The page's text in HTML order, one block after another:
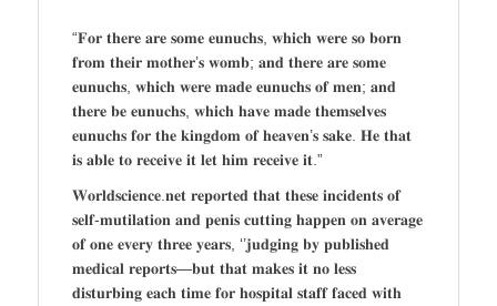
“𝐅𝐨𝐫 𝐭𝐡𝐞𝐫𝐞 𝐚𝐫𝐞 𝐬𝐨𝐦𝐞 𝐞𝐮𝐧𝐮𝐜𝐡𝐬, 𝐰𝐡𝐢𝐜𝐡 𝐰𝐞𝐫𝐞 𝐬𝐨 𝐛𝐨𝐫𝐧
𝐟𝐫𝐨𝐦 𝐭𝐡𝐞𝐢𝐫 𝐦𝐨𝐭𝐡𝐞𝐫’𝐬 𝐰𝐨𝐦𝐛; 𝐚𝐧𝐝 𝐭𝐡𝐞𝐫𝐞 𝐚𝐫𝐞 𝐬𝐨𝐦𝐞
𝐞𝐮𝐧𝐮𝐜𝐡𝐬, 𝐰𝐡𝐢𝐜𝐡 𝐰𝐞𝐫𝐞 𝐦𝐚𝐝𝐞 𝐞𝐮𝐧𝐮𝐜𝐡𝐬 𝐨𝐟 𝐦𝐞𝐧; 𝐚𝐧𝐝
𝐭𝐡𝐞𝐫𝐞 𝐛𝐞 𝐞𝐮𝐧𝐮𝐜𝐡𝐬, 𝐰𝐡𝐢𝐜𝐡 𝐡𝐚𝐯𝐞 𝐦𝐚𝐝𝐞 𝐭𝐡𝐞𝐦𝐬𝐞𝐥𝐯𝐞𝐬
𝐞𝐮𝐧𝐮𝐜𝐡𝐬 𝐟𝐨𝐫 𝐭𝐡𝐞 𝐤𝐢𝐧𝐠𝐝𝐨𝐦 𝐨𝐟 𝐡𝐞𝐚𝐯𝐞𝐧’𝐬 𝐬𝐚𝐤𝐞. 𝐇𝐞 𝐭𝐡𝐚𝐭
𝐢𝐬 𝐚𝐛𝐥𝐞 𝐭𝐨 𝐫𝐞𝐜𝐞𝐢𝐯𝐞 𝐢𝐭 𝐥𝐞𝐭 𝐡𝐢𝐦 𝐫𝐞𝐜𝐞𝐢𝐯𝐞 𝐢𝐭.”
𝐖𝐨𝐫𝐥𝐝𝐬𝐜𝐢𝐞𝐧𝐜𝐞.𝐧𝐞𝐭 𝐫𝐞𝐩𝐨𝐫𝐭𝐞𝐝 𝐭𝐡𝐚𝐭 𝐭𝐡𝐞𝐬𝐞 𝐢𝐧𝐜𝐢𝐝𝐞𝐧𝐭𝐬 𝐨𝐟
𝐬𝐞𝐥𝐟-𝐦𝐮𝐭𝐢𝐥𝐚𝐭𝐢𝐨𝐧 𝐚𝐧𝐝 𝐩𝐞𝐧𝐢𝐬 𝐜𝐮𝐭𝐭𝐢𝐧𝐠 𝐡𝐚𝐩𝐩𝐞𝐧 𝐨𝐧 𝐚𝐯𝐞𝐫𝐚𝐠𝐞
𝐨𝐟 𝐨𝐧𝐞 𝐞𝐯𝐞𝐫𝐲 𝐭𝐡𝐫𝐞𝐞 𝐲𝐞𝐚𝐫𝐬, ‘’𝐣𝐮𝐝𝐠𝐢𝐧𝐠 𝐛𝐲 𝐩𝐮𝐛𝐥𝐢𝐬𝐡𝐞𝐝
𝐦𝐞𝐝𝐢𝐜𝐚𝐥 𝐫𝐞𝐩𝐨𝐫𝐭𝐬—𝐛𝐮𝐭 𝐭𝐡𝐚𝐭 𝐦𝐚𝐤𝐞𝐬 𝐢𝐭 𝐧𝐨 𝐥𝐞𝐬𝐬
𝐝𝐢𝐬𝐭𝐮𝐫𝐛𝐢𝐧𝐠 𝐞𝐚𝐜𝐡 𝐭𝐢𝐦𝐞 𝐟𝐨𝐫 𝐡𝐨𝐬𝐩𝐢𝐭𝐚𝐥 𝐬𝐭𝐚𝐟𝐟 𝐟𝐚𝐜𝐞𝐝 𝐰𝐢𝐭𝐡